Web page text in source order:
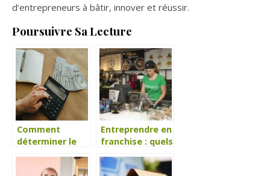
d’entrepreneurs à bâtir, innover et réussir.
Poursuivre Sa Lecture
Comment
déterminer le
d’une SCI ?
Entreprendre en
franchise : quels